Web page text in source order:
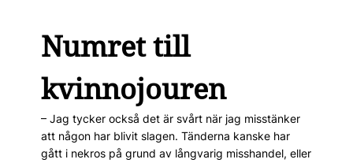
Numret till
kvinnojouren
– Jag tycker också det är svårt när jag misstänker
att någon har blivit slagen. Tänderna kanske har
gått i nekros på grund av långvarig misshandel, eller